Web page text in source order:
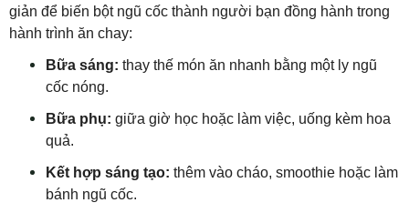
giản để biến bột ngũ cốc thành người bạn đồng hành trong
hành trình ăn chay:
Bữa sáng: thay thế món ăn nhanh bằng một ly ngũ
cốc nóng.
Bữa phụ: giữa giờ học hoặc làm việc, uống kèm hoa
quả.
Kết hợp sáng tạo: thêm vào cháo, smoothie hoặc làm
bánh ngũ cốc.